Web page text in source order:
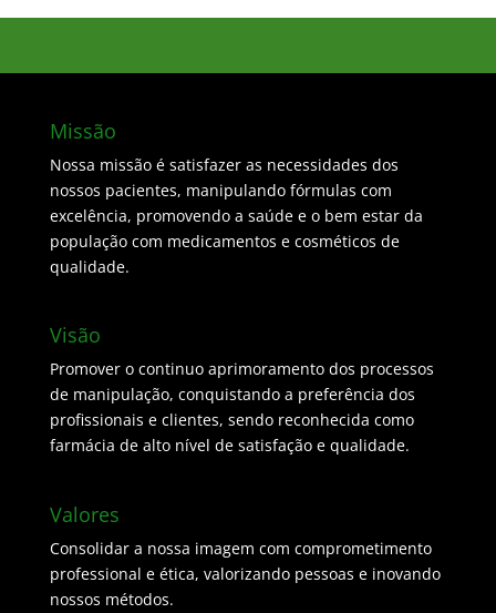
Missão
Nossa missão é satisfazer as necessidades dos
nossos pacientes, manipulando fórmulas com
excelência, promovendo a saúde e o bem estar da
população com medicamentos e cosméticos de
qualidade.
Visão
Promover o continuo aprimoramento dos processos
de manipulação, conquistando a preferência dos
profissionais e clientes, sendo reconhecida como
farmácia de alto nível de satisfação e qualidade.
Valores
Consolidar a nossa imagem com comprometimento
professional e ética, valorizando pessoas e inovando
nossos métodos.